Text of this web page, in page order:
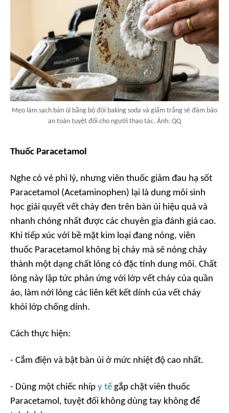
Mẹo làm sạch bàn ủi bằng bộ đôi baking soda và giấm trắng sẽ đảm bảo
an toàn tuyệt đối cho người thao tác. Ảnh: QQ
Thuốc Paracetamol
Nghe có vẻ phi lý, nhưng viên thuốc giảm đau hạ sốt
Paracetamol (Acetaminophen) lại là dung môi sinh
học giải quyết vết cháy đen trên bàn ủi hiệu quả và
nhanh chóng nhất được các chuyên gia đánh giá cao.
Khi tiếp xúc với bề mặt kim loại đang nóng, viên
thuốc Paracetamol không bị cháy mà sẽ nóng chảy
thành một dạng chất lỏng có đặc tính dung môi. Chất
lỏng này lập tức phản ứng với lớp vết cháy của quần
áo, làm nới lỏng các liên kết kết dính của vết cháy
khỏi lớp chống dính.
Cách thực hiện:
- Cắm điện và bật bàn ủi ở mức nhiệt độ cao nhất.
- Dùng một chiếc nhíp y tế gắp chặt viên thuốc
Paracetamol, tuyệt đối không dùng tay không để